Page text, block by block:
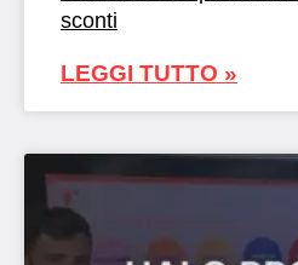
sconti
LEGGI TUTTO »